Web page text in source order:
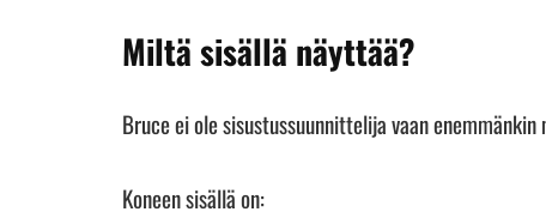
Miltä sisällä näyttää?
Bruce ei ole sisustussuunnittelija vaan
Koneen sisällä on: